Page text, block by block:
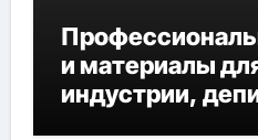
и материалы
индустрии,